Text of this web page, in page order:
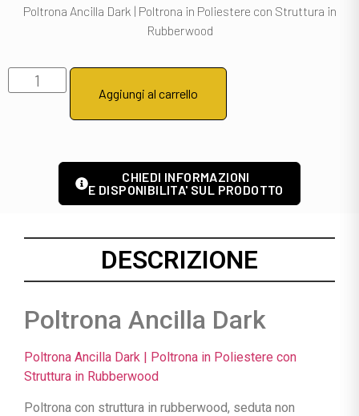
Poltrona Ancilla Dark | Poltrona in Poliestere con Struttura in
Rubberwood
Aggiungi al carrello
CHIEDI INFORMAZIONI
E DISPONIBILITA' SUL PRODOTTO
DESCRIZIONE
Poltrona Ancilla Dark
Poltrona Ancilla Dark | Poltrona in Poliestere con
Struttura in Rubberwood
Poltrona con struttura in rubberwood, seduta non